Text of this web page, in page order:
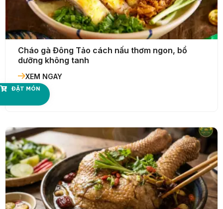
Cháo gà Đông Tảo cách nấu thơm ngon, bổ
dưỡng không tanh
XEM NGAY
ĐẶT MÓN